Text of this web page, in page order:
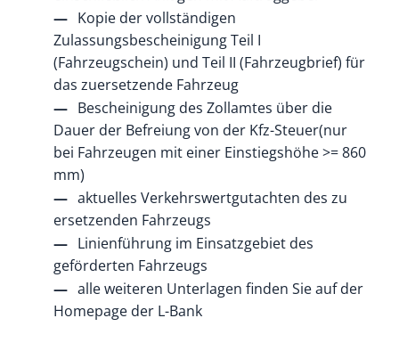
Kopie der vollständigen
Zulassungsbescheinigung Teil I
(Fahrzeugschein) und Teil II (Fahrzeugbrief) für
das zuersetzende Fahrzeug
Bescheinigung des Zollamtes über die
Dauer der Befreiung von der Kfz-Steuer(nur
bei Fahrzeugen mit einer Einstiegshöhe >= 860
mm)
aktuelles Verkehrswertgutachten des zu
ersetzenden Fahrzeugs
Linienführung im Einsatzgebiet des
geförderten Fahrzeugs
alle weiteren Unterlagen finden Sie auf der
Homepage der L-Bank